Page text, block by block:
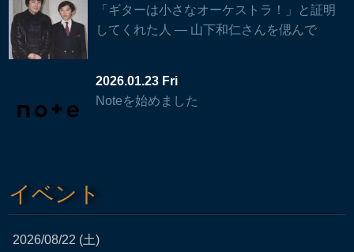
「ギターは小さなオーケストラ！」と証明
してくれた人 — 山下和仁さんを偲んで
2026.01.23 Fri
Noteを始めました
イベント
2026/08/22 (土)